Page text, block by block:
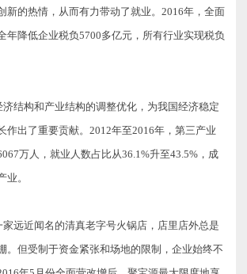
新的热情，从而有力带动了就业。2016年，全面
年降低企业税负5700多亿元，所有行业实现税负
结构和产业结构的调整优化，为我国经济稳定
作出了重要贡献。2012年至2016年，第三产业
万人，就业人数占比从36.1%升至43.5%，成
业。
远近闻名的清真老字号火锅店，店里店外总是
。但受制于资金紧张和场地的限制，企业始终不